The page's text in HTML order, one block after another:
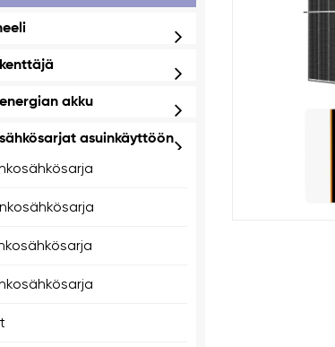
akku
asuinkäyttöön